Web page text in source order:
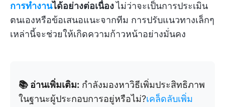
การทำงานได้อย่างต่อเนื่องไม่ว่าจะเป็นการประเมิน
ตนเองหรือข้อเสนอแนะจากทีม การปรับแนวทางเล็กๆ
เหล่านี้จะช่วยให้เกิดความก้าวหน้าอย่างมั่นคง
📚 อ่านเพิ่มเติม: กำลังมองหาวิธีเพิ่มประสิทธิภาพ
ในฐานะผู้ประกอบการอยู่หรือไม่?เคล็ดลับเพิ่ม